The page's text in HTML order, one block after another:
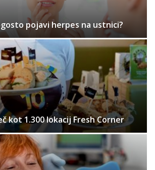
pojavi herpes na ustnici?
kot 1.300 lokacij Fresh Corner